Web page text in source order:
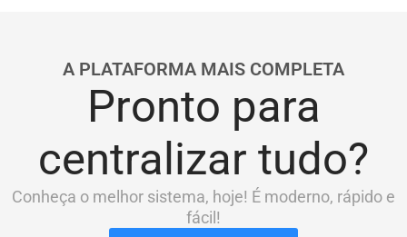
A PLATAFORMA MAIS COMPLETA
Pronto para
centralizar tudo?
Conheça o melhor sistema, hoje! É moderno, rápido e
fácil!